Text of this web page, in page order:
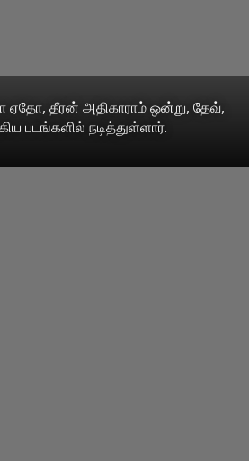
தீரன் அதிகாராம் ஒன்று, தேவ்,
படங்களில் நடித்துள்ளார்.